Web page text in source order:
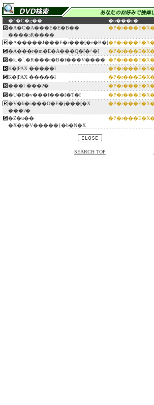
�^�C�g�� �o���ғ�
�A�C�A���E�E�B��
����ɔR����
�A�����J���E�r���[�e�B�[
�A���r�m�E�A���Q�[�^�[
�k.�`.�R���t�B�f���V����
K�|PAX ���̗��l
K�|PAX ���̗��l
���l ���ʔ�
�U�E�v���f���[�T�[
�V�b�s���O�E�j���[�X
���ʔ�
�Z�u��
�X�y�V�����{�b�N�X
SEARCH TOP